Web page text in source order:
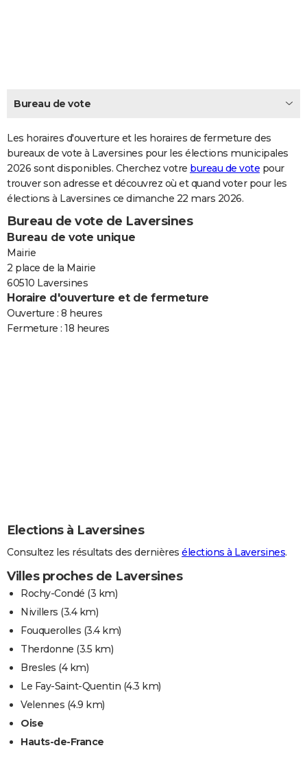
CARTE DE VOEUX
Dictionnaire
Biographies
Citations
Expressions
Proverbes
PROGRAMME TV
COPAINS D'AVANT
FORUM
Bricolage
Lifestyle
Culture
Sport
Auto
Television
Voyage
Cinema
Bureau de vote
Les horaires d'ouverture et les horaires de fermeture des
bureaux de vote à Laversines pour les élections municipales
2026 sont disponibles. Cherchez votre bureau de vote pour
trouver son adresse et découvrez où et quand voter pour les
élections à Laversines ce dimanche 22 mars 2026.
Bureau de vote de Laversines
Bureau de vote unique
Mairie
2 place de la Mairie
60510 Laversines
Horaire d'ouverture et de fermeture
Ouverture : 8 heures
Fermeture : 18 heures
Elections à Laversines
Consultez les résultats des dernières élections à Laversines.
Villes proches de Laversines
Rochy-Condé (3 km)
Nivillers (3.4 km)
Fouquerolles (3.4 km)
Therdonne (3.5 km)
Bresles (4 km)
Le Fay-Saint-Quentin (4.3 km)
Velennes (4.9 km)
Oise
Hauts-de-France